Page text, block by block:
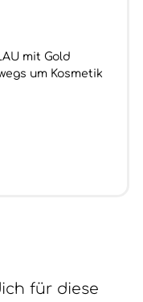
mit Gold
um Kosmetik
für diese